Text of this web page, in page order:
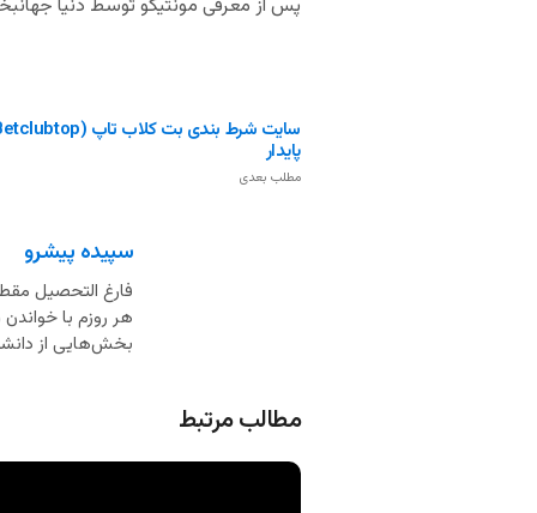
پس از معرفی مونتیگو توسط دنیا جهانبخت، تعداد دنبال کنندگان
پایدار
مطلب بعدی
سپیده پیشرو
فارغ التحصیل
هر روزم با
بخش‌هایی از
مطالب مرتبط